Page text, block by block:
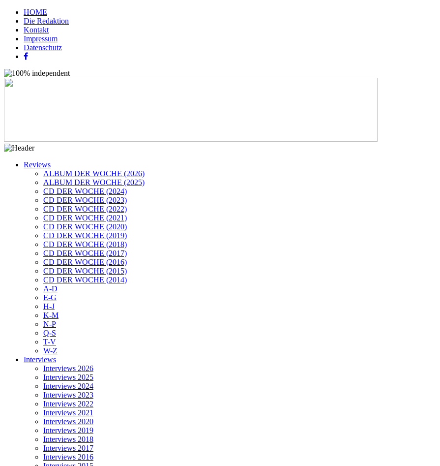
HOME
Die Redaktion
Kontakt
Impressum
Datenschutz
Reviews
ALBUM DER WOCHE (2026)
ALBUM DER WOCHE (2025)
CD DER WOCHE (2024)
CD DER WOCHE (2023)
CD DER WOCHE (2022)
CD DER WOCHE (2021)
CD DER WOCHE (2020)
CD DER WOCHE (2019)
CD DER WOCHE (2018)
CD DER WOCHE (2017)
CD DER WOCHE (2016)
CD DER WOCHE (2015)
CD DER WOCHE (2014)
A-D
E-G
H-J
K-M
N-P
Q-S
T-V
W-Z
Interviews
Interviews 2026
Interviews 2025
Interviews 2024
Interviews 2023
Interviews 2022
Interviews 2021
Interviews 2020
Interviews 2019
Interviews 2018
Interviews 2017
Interviews 2016